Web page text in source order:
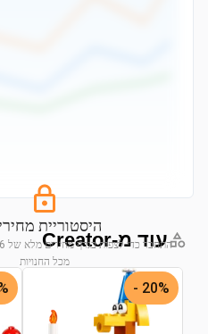
היסטוריית
מכל החנויות
התחבר לצפייה
עוד מ-Creator
20% -
-